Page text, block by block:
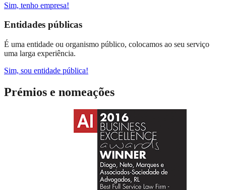
Sim, tenho empresa!
Entidades públicas
É uma entidade ou organismo público, colocamos ao seu serviço
uma larga experiência.
Sim, sou entidade pública!
Prémios e nomeações